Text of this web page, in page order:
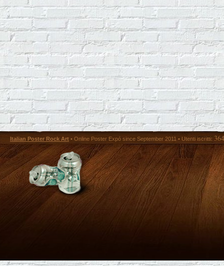
Italian Poster Rock Art • Online Poster Expó since September 2011 • Utenti iscritti: 364